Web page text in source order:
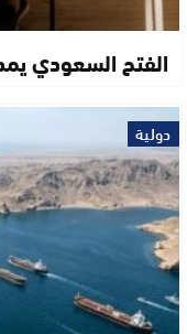
الفتح السعودي
دولية